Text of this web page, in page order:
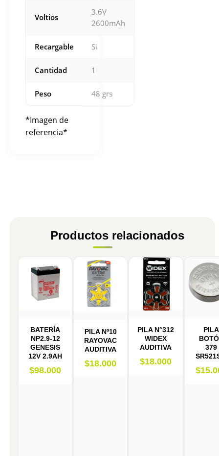
Voltios
3.6V
2600mAh
Recargable Si
Cantidad 1
Peso 48 grs
*Imagen de
referencia*
Productos relacionados
BATERÍA
NP2.9-12
GENESIS
12V 2.9AH
$98.000
PILA Nº10
RAYOVAC
AUDITIVA
$18.000
PILA N°312
WIDEX
AUDITIVA
$18.000
PILA
379
$